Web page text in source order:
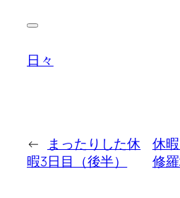
日々
←
まったりした休
暇3日目（後半）
休
修